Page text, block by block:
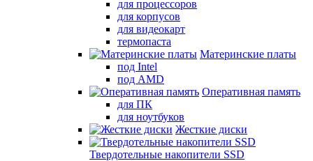
для процессоров
для корпусов
для видеокарт
термопаста
Материнские платы
под Intel
под AMD
Оперативная память
для ПК
для ноутбуков
Жесткие диски
Твердотельные накопители SSD